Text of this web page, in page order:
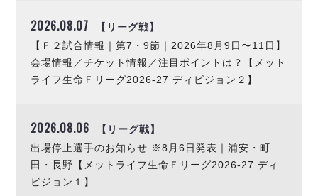
個人ランキング｜第2PK
メットライフ生命Ｆ２リーグ
戦績表
警告・退場・出場停止選手
個人ランキング｜ゴール
個人ランキング｜シュート
ペスカドーラ町田
湘南ベルマーレ
ボアルース長野
名古屋オーシャンズ
ボルクバレット北九州
バサジィ大分
メットライフ生命Ｆ２リーグ
リーグ概要
リーグ要項
クラブライセンス関連
アリーナ観戦マナー&ルール
過去の記録 ARCHIVE
ディビジョン1 試合記録
ディビジョン2 試合記録
Ｆリーグカップ 試合記録
ABeam AWARD
DIVISION 01
2026.08.07 【リーグ戦】
【Ｆ２試合情報｜第7・9節｜2026年8月9日〜11日】
会場情報／チケット情報／注目ポイントは？【メット
ライフ生命Ｆリーグ2026-27 ディビジョン２】
2026.08.06 【リーグ戦】
出場停止選手のお知らせ ※8月6日発表｜浦安・町
田・長野【メットライフ生命Ｆリーグ2026-27 ディ
ビジョン１】